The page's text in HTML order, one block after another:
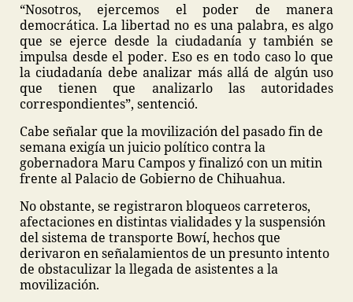
“Nosotros, ejercemos el poder de manera
democrática. La libertad no es una palabra, es algo
que se ejerce desde la ciudadanía y también se
impulsa desde el poder. Eso es en todo caso lo que
la ciudadanía debe analizar más allá de algún uso
que tienen que analizarlo las autoridades
correspondientes”, sentenció.
Cabe señalar que la movilización del pasado fin de
semana exigía un juicio político contra la
gobernadora Maru Campos y finalizó con un mitin
frente al Palacio de Gobierno de Chihuahua.
No obstante, se registraron bloqueos carreteros,
afectaciones en distintas vialidades y la suspensión
del sistema de transporte Bowí, hechos que
derivaron en señalamientos de un presunto intento
de obstaculizar la llegada de asistentes a la
movilización.